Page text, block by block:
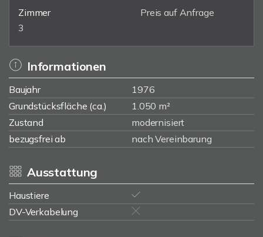
Zimmer
3
Preis auf Anfrage
Informationen
Baujahr
1976
Grundstücksfläche (ca.)
1.050 m²
Zustand
modernisiert
bezugsfrei ab
nach Vereinbarung
Ausstattung
Haustiere
DV-Verkabelung